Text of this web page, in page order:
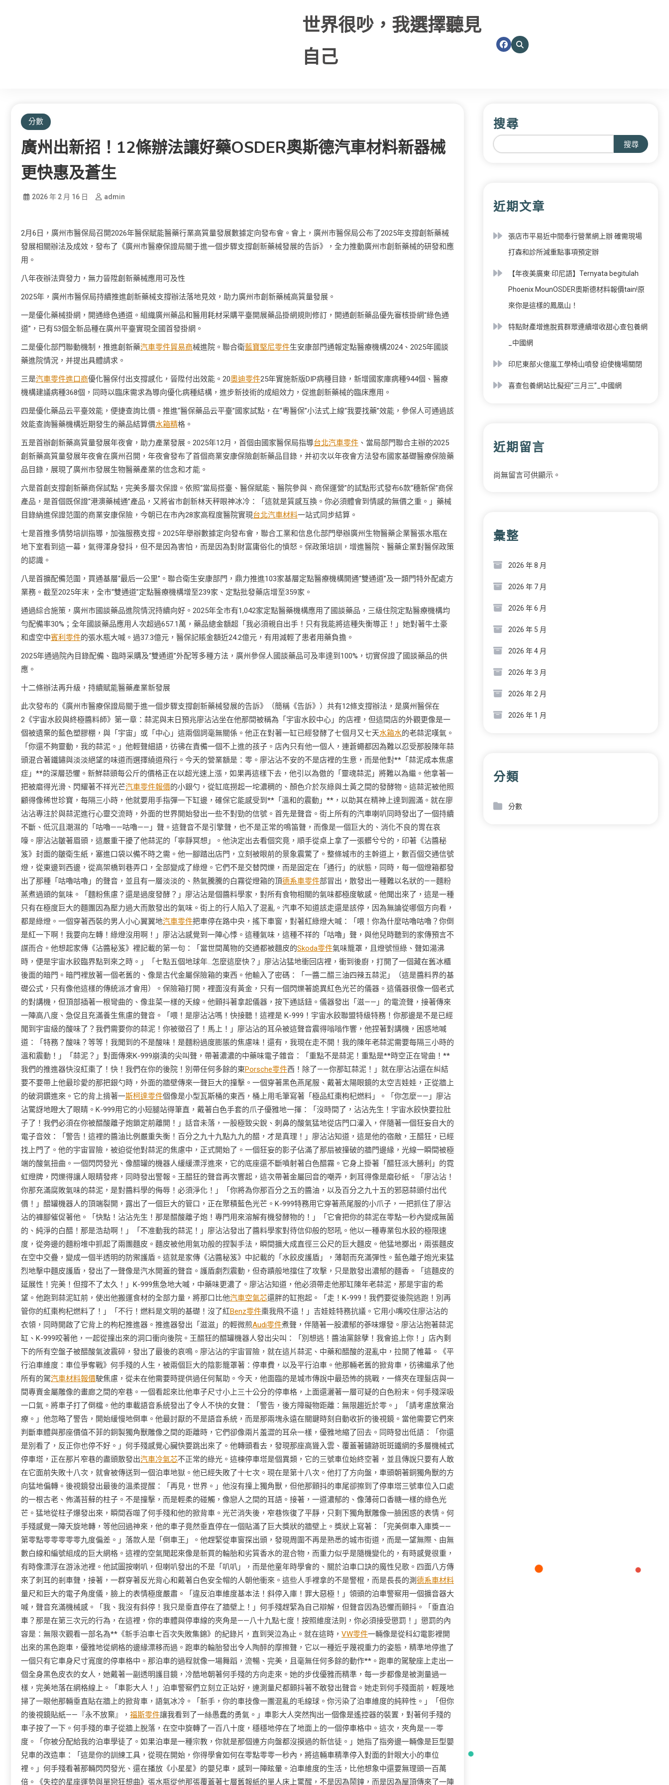
世界很吵，我選擇聽見
自己
分數
廣州出新招！12條辦法讓好藥OSDER奧斯德汽車材料新器械
更快惠及蒼生
2026 年 2 月 16 日 admin
2月6日，廣州市醫保局召開2026年醫保賦能醫藥行業高質量發展數據定向發布會。會上，廣州市醫保局公布了2025年支撐創新藥械
發展相關辦法及成效，發布了《廣州市醫療保證局關于進一個步驟支撐創新藥械發展的告訴》，全力推動廣州市創新藥械的研發和應
用。
八年夜辦法齊發力，無力晉陞創新藥械應用可及性
2025年，廣州市醫保局持續推進創新藥械支撐辦法落地見效，助力廣州市創新藥械高質量發展。
一是優化藥械掛網，開通綠色通道。組織廣州藥品和醫用耗材采購平臺開展藥品掛網規則修訂，開通創新藥品優先審核掛網“綠色通
道”，已有53個全新品種在廣州平臺實現全國首發掛網。
二是優化部門聯動機制，推進創新藥汽車零件貿易商械進院。聯合衛藍寶堅尼零件生安康部門通報定點醫療機構2024、2025年國談
藥進院情況，并提出具體請求。
三是汽車零件進口商優化醫保付出支撐感化，晉陞付出效能。20奧迪零件25年實施新版DIP病種目錄，新增國家庫病種944個、醫療
機構建議病種368個，同時以臨床需求為導向優化病種結構，進步新技術的成組效力，促進創新藥械的臨床應用。
四是優化藥品云平臺效能，便捷查詢比價。推進“醫保藥品云平臺”國家試點，在“粵醫保”小法式上線“我要找藥”效能，參保人可通過該
效能查詢醫藥機構近期發生的藥品結算價水箱精格。
五是首辦創新藥高質量發展年夜會，助力產業發展。2025年12月，首個由國家醫保局指導台北汽車零件 、當局部門聯合主辦的2025
創新藥高質量發展年夜會在廣州召開，年夜會發布了首個商業安康保險創新藥品目錄，并初次以年夜會方法發布國家基礎醫療保險藥
品目錄，展現了廣州市發展生物醫藥產業的信念和才能。
六是首創支撐創新藥商保試點，完美多層次保證。依照“當局搭臺、醫保賦能、醫院參與、商保運營”的試點形式發布6款“穗新保”商保
產品，是首個既保證“港澳藥械通”產品，又將省市創新林天秤眼神冰冷：「這就是質感互換。你必須體會到情感的無價之重。」藥械
目錄納進保證范圍的商業安康保險，今朝已在市內28家高程度醫院實現台北汽車材料一站式同步結算。
七是首推多情勢培訓指導，加強服務支撐。2025年舉辦數據定向發布會，聯合工業和信息化部門舉辦廣州生物醫藥企業醫張水瓶在
地下室看到這一幕，氣得渾身發抖，但不是因為害怕，而是因為對財富庸俗化的憤怒。保政策培訓，增進醫院、醫藥企業對醫保政策
的認識。
八是首擴配備范圍，買通基層“最后一公里”。聯合衛生安康部門，鼎力推進103家基層定點醫療機構開通“雙通道”及一類門特外配處方
業務。截至2025年末，全市“雙通道”定點醫療機構增至239家、定點批發藥店增至359家。
通過綜合施策，廣州市國談藥品進院情況持續向好。2025年全市有1,042家定點醫藥機構應用了國談藥品，三級住院定點醫療機構均
勻配備率30%；全年國談藥品應用人次超過657.1萬，藥品總金額超「我必須親自出手！只有我能將這種失衡導正！」她對著牛土豪
和虛空中賓利零件的張水瓶大喊。過37.3億元，醫保記賬金額近24.2億元，有用減輕了患者用藥負擔。
2025年通過院內目錄配備、臨時采購及“雙通道”外配等多種方法，廣州參保人國談藥品可及率達到100%，切實保證了國談藥品的供
應。
十二條辦法再升級，持續賦能醫藥產業新發展
此次發布的《廣州市醫療保證局關于進一個步驟支撐創新藥械發展的告訴》（簡稱《告訴》）共有12條支撐辦法，是廣州醫保在
2《宇宙水餃與終極醬料師》第一章：蒜泥與末日預兆廖沾沾坐在他那間被稱為「宇宙水餃中心」的店裡，但這間店的外觀更像是一
個被遺棄的藍色塑膠棚，與「宇宙」或「中心」這兩個詞毫無關係。他正在對著一缸已經發酵了七個月又七天水箱水的老蒜泥嘆氣。
「你還不夠靈動，我的蒜泥。」他輕聲細語，彷彿在責備一個不上進的孩子。店內只有他一個人，連蒼蠅都因為難以忍受那股陳年蒜
頭混合著鐵鏽與淡淡絕望的味道而選擇繞道飛行。今天的營業額是：零。廖沾沾不安的不是店裡的生意，而是他對**「蒜泥成本焦慮
症」**的深層恐懼。新鮮蒜頭每公斤的價格正在以超光速上漲，如果再這樣下去，他引以為傲的「靈魂蒜泥」將難以為繼。他拿著一
把被磨得光滑、閃耀著不祥光芒汽車零件報價的小銀勺，從缸底撈起一坨濃稠的、顏色介於灰綠與土黃之間的發酵物。這蒜泥被他照
顧得像稀世珍寶，每隔三小時，他就要用手指彈一下缸邊，確保它能感受到**「溫和的震動」**，以助其在精神上達到圓滿。就在廖
沾沾專注於與蒜泥進行心靈交流時，外面的世界開始發出一些不對勁的信號。首先是聲音。街上所有的汽車喇叭同時發出了一個持續
不斷、低沉且潮濕的「咕嚕——咕嚕——」聲。這聲音不是引擎聲，也不是正常的鳴笛聲，而像是一個巨大的、消化不良的胃在哀
嚎。廖沾沾皺著眉頭，這嚴重干擾了他蒜泥的「寧靜冥想」。他決定出去看個究竟，順手從桌上拿了一張髒兮兮的，印著《沾醬秘
笈》封面的皺衛生紙，塞進口袋以備不時之需。他一腳踏出店門，立刻被眼前的景象震驚了。整條城市的主幹道上，數百個交通信號
燈，從東邊到西邊，從高架橋到巷弄口，全部變成了綠燈。它們不是交替閃爍，而是固定在「通行」的狀態，同時，每一個燈箱都發
出了那種「咕嚕咕嚕」的聲音，並且有一層淡淡的、熱氣騰騰的白霧從燈箱的頂德系車零件部冒出，散發出一種難以名狀的——麵粉
蒸煮過頭的氣味。「麵粉焦慮？還是過度發酵？」廖沾沾是個醬料學家，對所有食物相關的氣味都極度敏感。他聞出來了，這是一種
只有在極度巨大的麵團因為壓力過大而散發出的氣味。街上的行人陷入了混亂。汽車不知道該走還是該停，因為無論從哪個方向看，
都是綠燈。一個穿著西裝的男人小心翼翼地汽車零件把車停在路中央，搖下車窗，對著紅綠燈大喊：「喂！你為什麼咕嚕咕嚕？你倒
是紅一下啊！我要向左轉！綠燈沒用啊！」廖沾沾感覺到一陣心悸。這種氣味，這種不祥的「咕嚕」聲，與他兒時聽到的家傳預言不
謀而合。他想起家傳《沾醬秘笈》裡記載的第一句：「當世間萬物的交通都被麵皮的Skoda零件氣味籠罩，且燈號恒綠、聲如湯沸
時，便是宇宙水餃臨界點到來之時。」「七點五個地球年…怎麼這麼快？」廖沾沾猛地衝回店裡，衝到後廚，打開了一個藏在舊冰櫃
後面的暗門。暗門裡放著一個老舊的、像是古代金屬保險箱的東西。他輸入了密碼：「一醬二醋三油四辣五蒜泥」（這是醬料界的基
礎公式，只有像他這樣的傳統派才會用）。保險箱打開，裡面沒有黃金，只有一個閃爍著詭異紅色光芒的儀器。這儀器很像一個老式
的對講機，但頂部插著一根彎曲的、像韭菜一樣的天線。他顫抖著拿起儀器，按下通話鈕。儀器發出「滋——」的電流聲，接著傳來
一陣高八度、急促且充滿養生焦慮的聲音。「喂！是廖沾沾嗎！快接聽！這裡是 K-999！宇宙水餃聯盟特級特務！你那邊是不是已經
聞到宇宙級的酸味了？我們需要你的蒜泥！你被徵召了！馬上！」廖沾沾的耳朵被這聲音震得嗡嗡作響，他捏著對講機，困惑地喊
道：「特務？酸味？等等！我聞到的不是酸味！是麵粉過度膨脹的焦慮味！還有，我現在走不開！我的陳年老蒜泥需要每隔三小時的
溫和震動！」「蒜泥？」對面傳來K-999崩潰的尖叫聲，帶著濃濃的中藥味電子雜音：「重點不是蒜泥！重點是**時空正在彎曲！**
我們的推進器快沒紅棗了！快！我們在你的後院！別帶任何多餘的東Porsche零件西！除了——你那缸蒜泥！」就在廖沾沾還在糾結
要不要帶上他最珍愛的那把銀勺時，外面的牆壁傳來一聲巨大的撞擊。一個穿著黑色燕尾服、戴著太陽眼鏡的太空吉娃娃，正從牆上
的破洞鑽進來。它的背上揹著一斯柯達零件個像是小型瓦斯桶的東西，桶上用毛筆寫著「極品紅棗枸杞燃料」。「你怎麼——」廖沾
沾驚訝地瞪大了眼睛。K-999用它的小短腿站得筆直，戴著白色手套的爪子優雅地一揮：「沒時間了，沾沾先生！宇宙水餃快要拉肚
子了！我們必須在你被醋酸離子炮鎖定前離開！」話音未落，一股極致尖銳、刺鼻的酸氣猛地從店門口灌入，伴隨著一個狂妄自大的
電子音效：「警告！這裡的醬油比例嚴重失衡！百分之九十九點九九的醋，才是真理！」廖沾沾知道，這是他的宿敵，王醋狂，已經
找上門了。他的宇宙冒險，被迫從他對蒜泥的焦慮中，正式開始了。一個狂妄的影子佔滿了那扇被撞破的牆門邊緣，光線一瞬間被極
端的酸氣扭曲。一個閃閃發光、像醋罐的機器人緩緩漂浮進來，它的底座還不斷噴射著白色醋霧。它身上掛著「醋狂派大勝利」的霓
虹燈牌，閃爍得讓人眼睛發疼，同時發出警報。王醋狂的聲音再次響起，這次帶著金屬回音的嘲弄，刺耳得像是磨砂紙。「廖沾沾！
你那充滿腐敗氣味的蒜泥，是對醬料學的侮辱！必須淨化！」「你將為你那百分之五的醬油，以及百分之九十五的邪惡蒜頭付出代
價！」醋罐機器人的頂端裂開，露出了一個巨大的管口，正在聚積藍色光芒。K-999特務用它穿著燕尾服的小爪子，一把抓住了廖沾
沾的褲腳催促著他。「快點！沾沾先生！那是醋酸離子炮！專門用來溶解有機發酵物的！」「它會把你的蒜泥在零點一秒內變成無菌
的、純淨的白醋！那是浩劫啊！」「不准動我的蒜泥！」廖沾沾發出了醬料學家對待信仰般的怒吼。他以一種專業包水餃的極限速
度，從旁邊的麵粉堆中抓起了兩團麵皮。麵皮被他用氣功般的捏製手法，瞬間擴大成直徑三公尺的巨大麵皮。他猛地擲出，兩張麵皮
在空中交疊，變成一個半透明的防禦護盾。這就是家傳《沾醬秘笈》中記載的「水餃皮護盾」，薄韌而充滿彈性。藍色離子炮光束猛
烈地擊中麵皮護盾，發出了一聲像是汽水開蓋的聲音。護盾劇烈震動，但奇蹟般地擋住了攻擊，只是散發出濃郁的麵香。「這麵皮的
延展性！完美！但撐不了太久！」K-999焦急地大喊，中藥味更濃了。廖沾沾知道，他必須帶走他那缸陳年老蒜泥，那是宇宙的希
望。他跑到蒜泥缸前，使出他搬運食材的全部力量，將那口比他汽車空氣芯還胖的缸抱起。「走！K-999！我們要從後院逃跑！別再
管你的紅棗枸杞燃料了！」「不行！燃料是文明的基礎！沒了紅Benz零件棗我飛不遠！」吉娃娃特務抗議。它用小嘴咬住廖沾沾的
衣領，同時開啟了它背上的枸杞推進器。推進器發出「滋滋」的輕微煎Audi零件煮聲，伴隨著一股濃郁的蔘味爆發。廖沾沾抱著蒜泥
缸、K-999咬著他，一起從撞出來的洞口衝向後院。王醋狂的醋罐機器人發出尖叫：「別想逃！醬油黨餘孽！我會追上你！」店內剩
下的所有空盤子被醋酸氣波震碎，發出了最後的哀鳴。廖沾沾的宇宙冒險，就在這片蒜泥、中藥和醋酸的混亂中，拉開了帷幕。《平
行泊車維度：車位爭奪戰》何手殘的人生，被兩個巨大的陰影籠罩著：停車費，以及平行泊車。他那輛老舊的掀背車，彷彿繼承了他
所有的駕汽車材料報價駛焦慮，從未在他需要時提供過任何幫助。今天，他面臨的是城市傳說中最恐怖的挑戰，一條夾在理髮店與一
間專賣金屬雕像的畫廊之間的窄巷。一個看起來比他車子尺寸小上三十公分的停車格，上面還灑著一層可疑的白色粉末。何手殘深吸
一口氣。將車子打了倒檔。他的車載語音系統發出了令人不快的女聲：「警告，後方障礙物距離：無限趨近於零。」「請考慮放棄治
療。」他忽略了警告，開始緩慢地倒車。他最討厭的不是語音系統，而是那兩塊永遠在關鍵時刻自動收折的後視鏡。當他需要它們來
判斷車體與那座價值不菲的銅製獨角獸雕像之間的距離時，它們卻像兩片羞澀的耳朵一樣，優雅地縮了回去。同時發出低語：「你還
是別看了，反正你也停不好。」何手殘感覺心臟快要跳出來了。他轉頭看去，發現那座高聳入雲、覆蓋著鏽跡斑斑鐵網的多層機械式
停車塔，正在那片窄巷的盡頭散發出汽車冷氣芯不正常的綠光。這棟停車塔是個異類，它的三號車位始終空著，並且傳說只要有人敢
在它面前失敗十八次，就會被傳送到一個泊車地獄。他已經失敗了十七次。現在是第十八次。他打了方向盤，車頭朝著銅獨角獸的方
向猛地偏轉。後視鏡發出最後的溫柔提醒：「再見，世界。」他沒有撞上獨角獸，但他那顫抖的車尾卻擦到了停車塔三號車位入口處
的一根古老、佈滿苔蘚的柱子。不是撞擊，而是輕柔的碰觸，像戀人之間的耳語。接著，一道濃郁的、像薄荷口香糖一樣的綠色光
芒。猛地從柱子爆發出來，瞬間吞噬了何手殘和他的掀背車。光芒消失後，窄巷恢復了平靜，只剩下獨角獸雕像一臉困惑的表情。何
手殘感覺一陣天旋地轉，等他回過神來，他的車子竟然垂直停在一個貼滿了巨大獎狀的牆壁上。獎狀上寫著：「完美倒車入庫獎——
第零點零零零零零九度偏差。」落款人是「倒車王」。他趕緊從車窗探出頭，發現周圍不再是熟悉的城市街道，而是一望無際、由無
數白線和編號組成的巨大網格。這裡的空氣聞起來像是新買的輪胎和劣質香水的混合物，而重力似乎是隨機變化的，有時感覺很重，
有時像漂浮在游泳池裡。他試圖按喇叭，但喇叭發出的不是「叭叭」，而是他童年時學會的、關於泊車口訣的魔性兒歌。四面八方傳
來了刺耳的剎車聲，接著，一群穿著反光背心和戴著白色安全帽的人朝他衝來。這些人手裡拿的不是警棍，而是長長的測德系車材料
量尺和巨大的電子角度儀，臉上的表情極度嚴肅。「違反泊車維度基本法！斜停入庫！罪大惡極！」領頭的泊車警察用一個擴音器大
喊，聲音充滿機械感。「我、我沒有斜停！我只是垂直停在了牆壁上！」何手殘趕緊為自己辯解，但聲音因為恐懼而顫抖。「垂直泊
車？那是在第三次元的行為，在這裡，你的車體與停車線的夾角是——八十九點七度！按照維度法則，你必須接受懲罰！」懲罰的內
容是：無限次觀看一部名為**《新手泊車七百次失敗集錦》的紀錄片，直到哭泣為止。就在這時， VW零件一輛像是從科幻電影裡開
出來的黑色跑車，優雅地從網格的邊緣漂移而過。跑車的輪胎發出令人陶醉的摩擦聲，它以一種近乎蔑視重力的姿態，精準地停進了
一個只有它車身尺寸寬度的停車格中。那泊車的過程就像一場舞蹈，流暢、完美，且毫無任何多餘的動作**。跑車的駕駛座上走出一
個全身黑色皮衣的女人，她戴著一副透明護目鏡，冷酷地朝著何手殘的方向走來。她的步伐優雅而精準，每一步都像是被測量過一
樣，完美地落在網格線上。「車影大人！」泊車警察們立刻立正站好，連測量尺都顫抖著不敢發出聲音。她走到何手殘面前，輕蔑地
掃了一眼他那輛垂直貼在牆上的掀背車，語氣冰冷。「新手，你的車技像一團混亂的毛線球。你污染了泊車維度的純粹性。」「但你
的後視鏡貼紙——『永不放棄』， 福斯零件讓我看到了一絲愚蠢的勇氣。」車影大人突然掏出一個像是遙控器的裝置，對著何手殘的
車子按了一下。何手殘的車子從牆上脫落，在空中旋轉了一百八十度，穩穩地停在了地面上的一個停車格中。這次，夾角是——零
度。「你被分配給我的泊車學徒了。如果泊車是一種宗教，你就是那個連方向盤都沒摸過的新信徒。」她指了指旁邊一輛像是巨型嬰
兒車的改造車：「這是你的訓練工具，從現在開始，你得學會如何在零點零零一秒內，將這輛車精準停入對面的針眼大小的車位
裡。」何手殘看著那輛閃閃發光、還在播放《小星星》的嬰兒車，感到一陣眩暈。泊車維度的生活，比他想象中還要無理頭一百萬
倍。《失控的星座運勢與單戀狂想曲》張水瓶從他那張覆蓋著七層舊報紙的單人床上驚醒，不是因為鬧鐘，而是因為屋頂傳來了一陣
搜尋
搜尋
近期文章
張店市平易近中間奉行營業網上辦 確需現場
打森和診所減重點事項預定辦
【年夜美廣東·印尼語】Ternyata begitulah
Phoenix MounOSDER奧斯德材料報價tain!原
來你是這樣的鳳凰山！
特點財產增進脫貧群眾連續增收甜心查包養網
_中國網
印尼東部火億嵐工學椅山噴發 迫使機場關閉
喜查包養網站比擬迎“三月三”_中國網
近期留言
尚無留言可供顯示。
彙整
2026 年 8 月
2026 年 7 月
2026 年 6 月
2026 年 5 月
2026 年 4 月
2026 年 3 月
2026 年 2 月
2026 年 1 月
分類
分數